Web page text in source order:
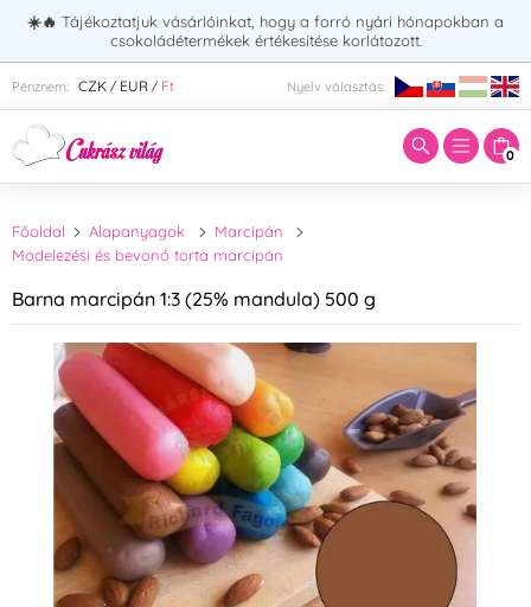
☀️🔥 Tájékoztatjuk vásárlóinkat, hogy a forró nyári hónapokban a
csokoládétermékek értékesítése korlátozott.
Pénznem: CZK / EUR / Ft Nyelv választás:
0
Adja meg a keresett kifejezést:
Főoldal Alapanyagok
Marcipán
Modelezési és bevonó torta marcipán
Barna marcipán 1:3 (25% mandula) 500 g